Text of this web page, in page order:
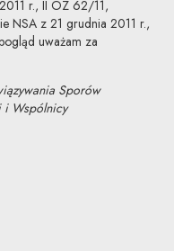
r., II OZ 62/11,
NSA z 21 grudnia 2011 r.,
uważam za
Sporów
i Wspólnicy